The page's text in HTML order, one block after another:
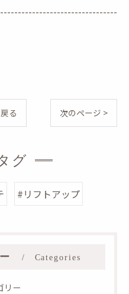
る 次のページ >
グ
#リフトアップ
Categories
リー